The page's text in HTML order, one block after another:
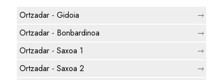
Ortzadar - Gidoia
Ortzadar - Bonbardinoa
Ortzadar - Saxoa 1
Ortzadar - Saxoa 2